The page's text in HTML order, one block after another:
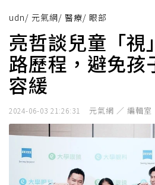
udn/ 元氣網/ 醫療/ 眼部
亮哲談兒童「視
路歷程，避免孩
容緩
2024-06-03 21:26:31 元氣網 ／ 編輯室